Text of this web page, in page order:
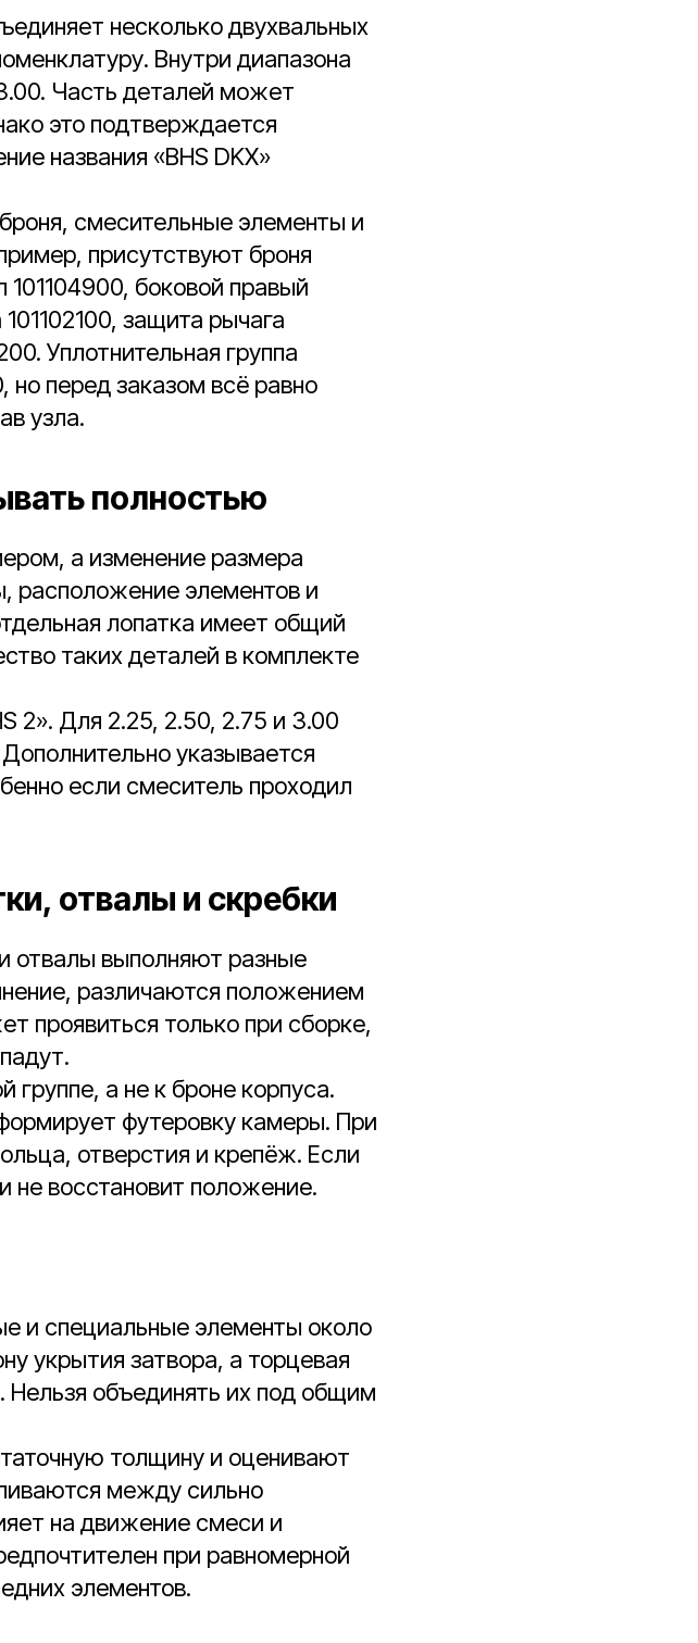
несколько двухвальных
Внутри диапазона
Часть деталей может
это подтверждается
названия «BHS DKX»
смесительные элементы и
присутствуют броня
101104900, боковой правый
защита рычага
Уплотнительная группа
но перед заказом всё равно
узла.
полностью
а изменение размера
расположение элементов и
лопатка имеет общий
таких деталей в комплекте
2». Для 2.25, 2.50, 2.75 и 3.00
указывается
если смеситель проходил
отвалы и скребки
отвалы выполняют разные
различаются положением
проявиться только при сборке,
группе, а не к броне корпуса.
футеровку камеры. При
отверстия и крепёж. Если
не восстановит положение.
и специальные элементы около
укрытия затвора, а торцевая
Нельзя объединять их под общим
толщину и оценивают
между сильно
на движение смеси и
при равномерной
элементов.